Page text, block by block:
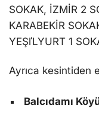
SOKAK, İZMİR 2
KARABEKİR
YEŞľLYURT 1
Ayrıca kesintiden
Balcıdamı